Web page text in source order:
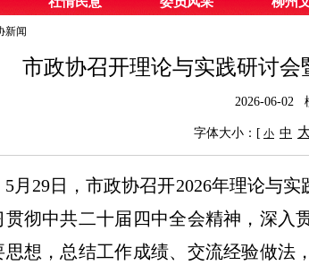
新闻
市政协召开理论与实践研讨
2026-06-02
字体大小：[ 小 中
5月29日，市政协召开2026年理论与
贯彻中共二十届四中全会精神，深入
思想，总结工作成绩、交流经验做法